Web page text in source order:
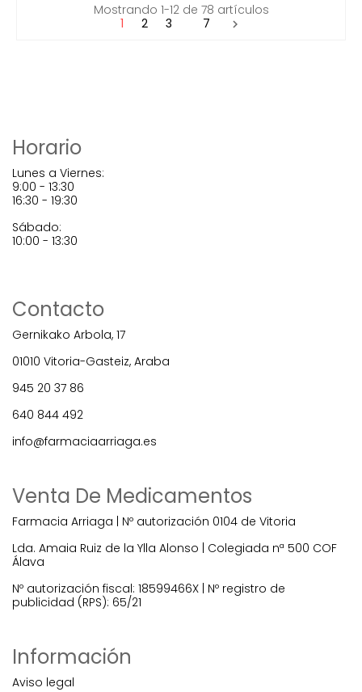
Mostrando 1-12 de 78 artículos
1
2 3 7 
Horario
Lunes a Viernes:
9:00 - 13:30
16:30 - 19:30
Sábado:
10:00 - 13:30
Contacto
Gernikako Arbola, 17
01010 Vitoria-Gasteiz, Araba
945 20 37 86
640 844 492
info@farmaciaarriaga.es
Venta De Medicamentos
Farmacia Arriaga | Nº autorización 0104 de Vitoria
Lda. Amaia Ruiz de la Ylla Alonso | Colegiada nª 500 COF
Álava
Nº autorización fiscal: 18599466X | Nº registro de
publicidad (RPS): 65/21
Información
Aviso legal